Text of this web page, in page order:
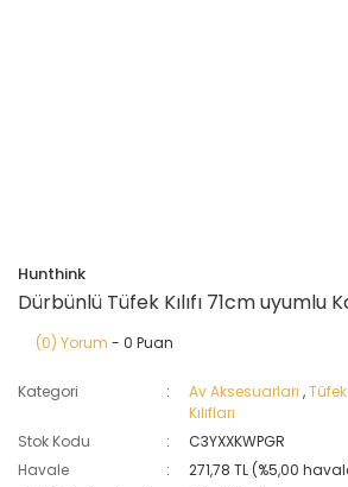
Hunthink
Dürbünlü Tüfek Kılıfı 71cm uyumlu
(0) Yorum - 0 Puan
Kategori Av Aksesuarları ,
Kılıfları
Stok Kodu
C3YXXKWPGR
Havale
271,78 TL (%5,00